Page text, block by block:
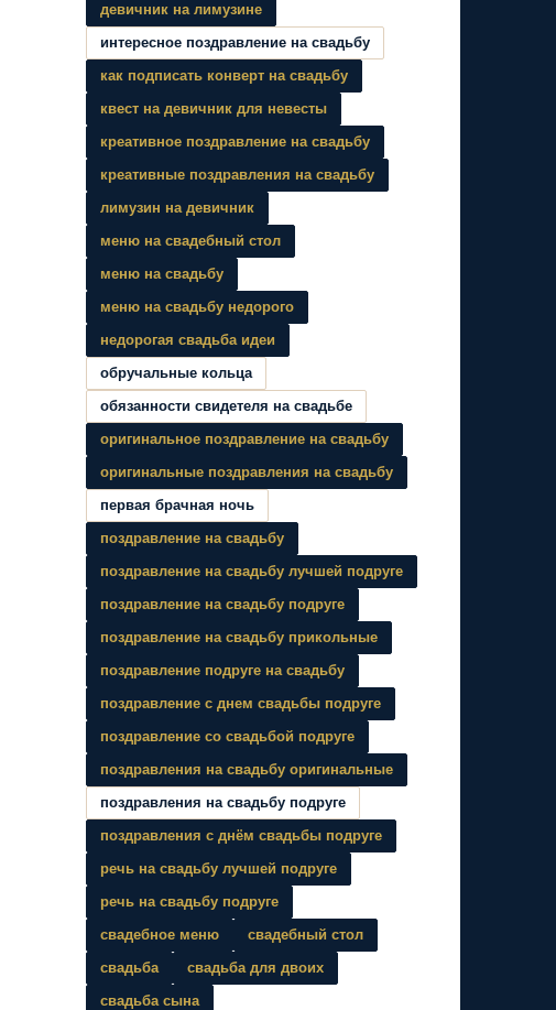
девичник на лимузине
интересное поздравление на свадьбу
как подписать конверт на свадьбу
квест на девичник для невесты
креативное поздравление на свадьбу
креативные поздравления на свадьбу
лимузин на девичник
меню на свадебный стол
меню на свадьбу
меню на свадьбу недорого
недорогая свадьба идеи
обручальные кольца
обязанности свидетеля на свадьбе
оригинальное поздравление на свадьбу
оригинальные поздравления на свадьбу
первая брачная ночь
поздравление на свадьбу
поздравление на свадьбу лучшей подруге
поздравление на свадьбу подруге
поздравление на свадьбу прикольные
поздравление подруге на свадьбу
поздравление с днем свадьбы подруге
поздравление со свадьбой подруге
поздравления на свадьбу оригинальные
поздравления на свадьбу подруге
поздравления с днём свадьбы подруге
речь на свадьбу лучшей подруге
речь на свадьбу подруге
свадебное меню
свадебный стол
свадьба
свадьба для двоих
свадьба сына